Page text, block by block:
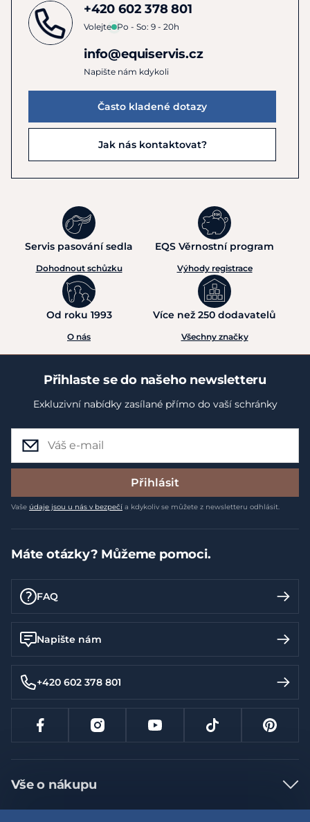
+420 602 378 801
Volejte Po - So: 9 - 20h
info@equiservis.cz
Napište nám kdykoli
Často kladené dotazy
Jak nás kontaktovat?
Servis pasování sedla
Dohodnout schůzku
EQS Věrnostní program
Výhody registrace
Od roku 1993
O nás
Více než 250 dodavatelů
Všechny značky
Přihlaste se do našeho newsletteru
Exkluzivní nabídky zasílané přímo do vaší schránky
Přihlásit
Vaše údaje jsou u nás v bezpečí a kdykoliv se můžete z newsletteru odhlásit.
Máte otázky? Můžeme pomoci.
FAQ
Napište nám
+420 602 378 801
Vše o nákupu
Jak nakupovat